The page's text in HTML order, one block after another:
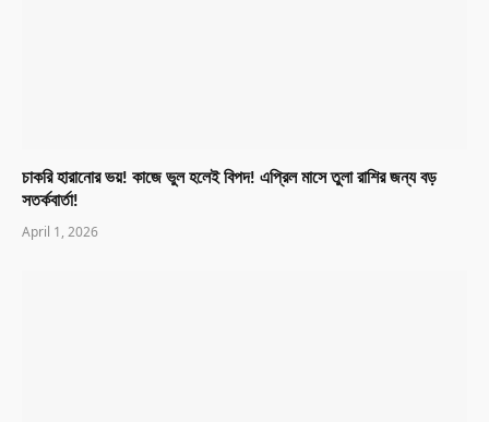
চাকরি হারানোর ভয়! কাজে ভুল হলেই বিপদ! এপ্রিল মাসে তুলা রাশির জন্য বড়
সতর্কবার্তা!
April 1, 2026